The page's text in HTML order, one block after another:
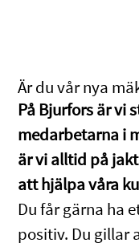
Är du vår nya
På Bjurfors är vi
medarbetarna i
är vi alltid på
att hjälpa våra
Du får gärna ha
positiv. Du gillar